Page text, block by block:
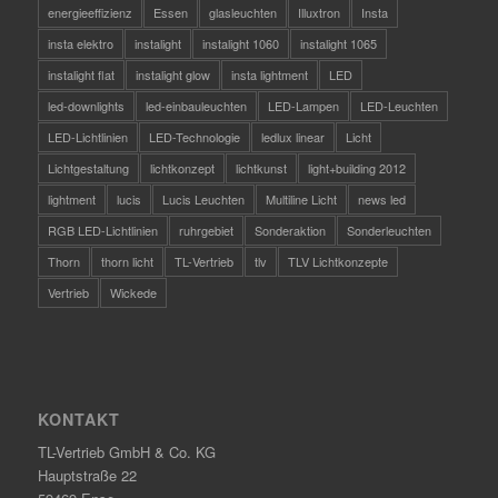
energieeffizienz
Essen glasleuchten Illuxtron
Insta
insta elektro
instalight instalight 1060
instalight 1065
instalight flat
instalight glow insta lightment
LED
led-downlights
led-einbauleuchten LED-Lampen
LED-Leuchten
LED-Lichtlinien
LED-Technologie ledlux linear
Licht
Lichtgestaltung
lichtkonzept lichtkunst
light+building 2012
lightment
lucis Lucis Leuchten Multiline Licht
news led
RGB LED-Lichtlinien
ruhrgebiet Sonderaktion
Sonderleuchten
Thorn
thorn licht TL-Vertrieb tlv
TLV Lichtkonzepte
Vertrieb
Wickede
KONTAKT
TL-Vertrieb GmbH & Co. KG
Hauptstraße 22